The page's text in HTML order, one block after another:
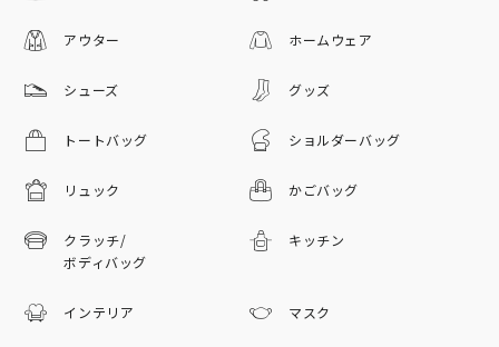
アウター ホームウェア
シューズ グッズ
トートバッグ ショルダーバッグ
リュック かごバッグ
クラッチ/
ボディバッグ
キッチン
インテリア マスク